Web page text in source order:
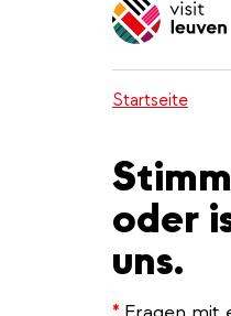
Startseite
oder
uns.